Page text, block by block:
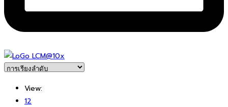
View:
12